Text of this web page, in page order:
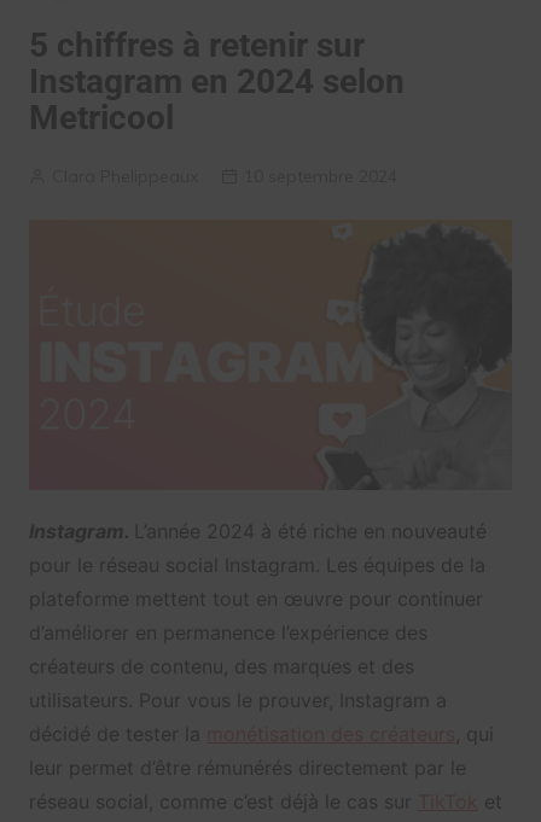
5 chiffres à retenir sur
Instagram en 2024 selon
Metricool
Instagram. L’année 2024 à été riche en nouveauté
pour le réseau social Instagram. Les équipes de la
plateforme mettent tout en œuvre pour continuer
d’améliorer en permanence l’expérience des
créateurs de contenu, des marques et des
utilisateurs. Pour vous le prouver, Instagram a
décidé de tester la
, qui
leur permet d’être rémunérés directement par le
réseau social, comme c’est déjà le cas sur
et